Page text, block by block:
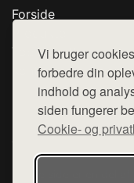
Vi bruger
forbedre din
indhold og
siden fungerer
Cookie- og
Forside
Top Rabatter
Kontakt
Denne side er en del